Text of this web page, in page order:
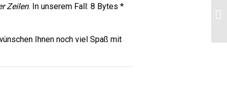
Zeilen. In unserem Fall: 8 Bytes *
Ihnen noch viel Spaß mit